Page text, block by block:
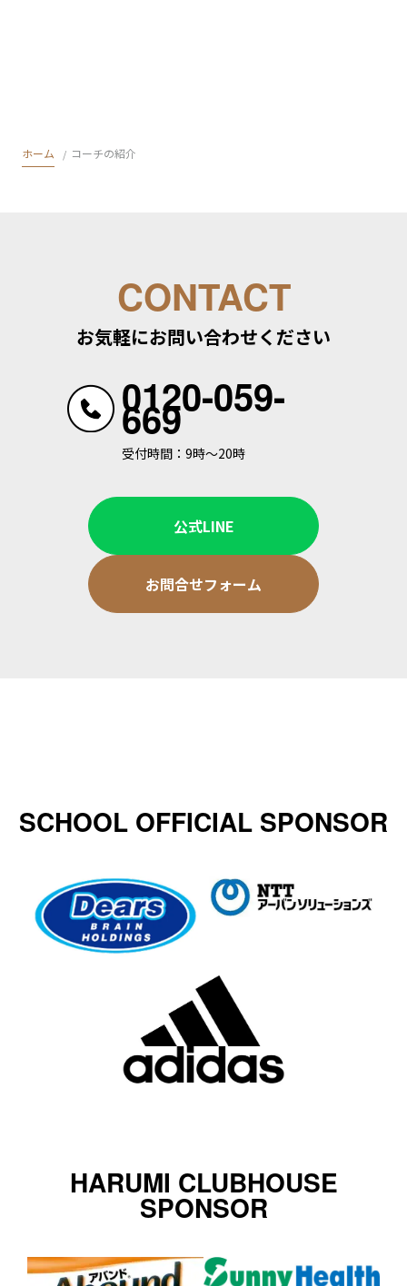
ホーム コーチの紹介
CONTACT
お気軽にお問い合わせください
0120-059-
669
受付時間：9時～20時
公式LINE
お問合せフォーム
SCHOOL OFFICIAL SPONSOR
HARUMI CLUBHOUSE
SPONSOR